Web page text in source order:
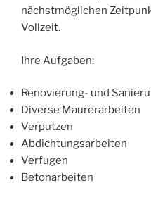
nächstmöglichen
Vollzeit.
Ihre Aufgaben:
Renovierung- und
Diverse Maurerarbeiten
Verputzen
Abdichtungsarbeiten
Verfugen
Betonarbeiten